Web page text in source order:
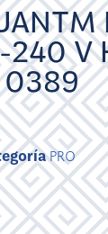
V
0389
PRO